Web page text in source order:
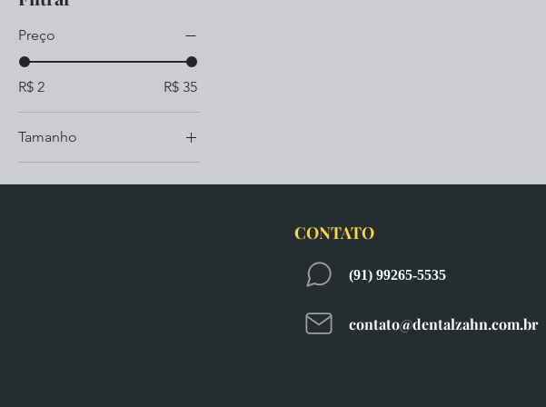
Preço
R$ 2 R$ 35
Tamanho
CONTATO
(91) 99265-5535
contato@dentalzahn.com.br